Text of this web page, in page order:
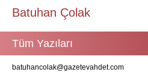
Batuhan Çolak
Tüm Yazıları
batuhancolak@gazetevahdet.com